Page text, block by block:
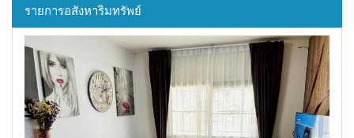
รายการอสังหาริมทรัพย์